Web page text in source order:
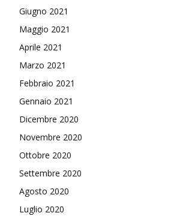
Giugno 2021
Maggio 2021
Aprile 2021
Marzo 2021
Febbraio 2021
Gennaio 2021
Dicembre 2020
Novembre 2020
Ottobre 2020
Settembre 2020
Agosto 2020
Luglio 2020